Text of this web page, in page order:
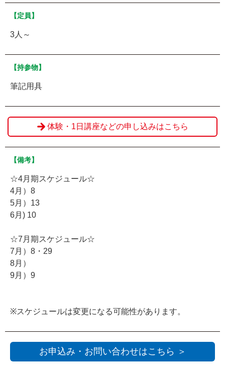
【定員】
3人～
【持参物】
筆記用具
体験・1日講座などの申し込みはこちら
【備考】
☆4月期スケジュール☆
4月）8
5月）13
6月) 10
☆7月期スケジュール☆
7月）8・29
8月）
9月）9
※スケジュールは変更になる可能性があります。
お申込み・お問い合わせはこちら ＞